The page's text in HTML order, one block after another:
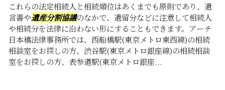
これらの法定相続人と相続順位はあくまでも原則であり、遺
言書や遺産分割協議のなかで、遺留分などに注意して相続人
や相続分を法律に沿わない形にすることもできます。アーチ
日本橋法律事務所では、西船橋駅(東京メトロ東西線)の相続
相談室をお探しの方、渋谷駅(東京メトロ銀座線)の相続相談
室をお探しの方、表参道駅(東京メトロ銀座...